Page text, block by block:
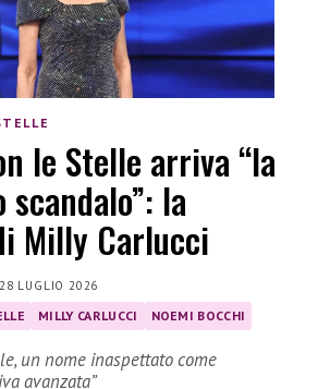
le Stelle arriva “la
la
Milly Carlucci
28 LUGLIO 2026
MILLY CARLUCCI NOEMI BOCCHI
un nome inaspettato come
avanzata”